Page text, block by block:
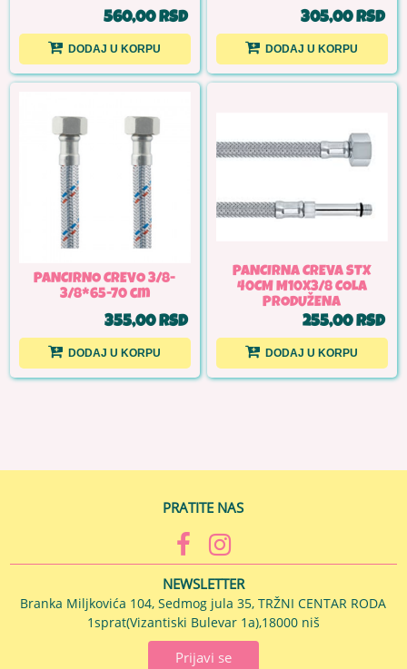
560,00 RSD
DODAJ U KORPU
305,00 RSD
DODAJ U KORPU
PANCIRNO CREVO 3/8-
3/8*65-70 cm
355,00 RSD
DODAJ U KORPU
PANCIRNA CREVA STX
40CM M10X3/8 COLA
PRODUŽENA
255,00 RSD
DODAJ U KORPU
PRATITE NAS
NEWSLETTER
Branka Miljkovića 104, Sedmog jula 35, TRŽNI CENTAR RODA
1sprat(Vizantiski Bulevar 1a),18000 niš
Prijavi se